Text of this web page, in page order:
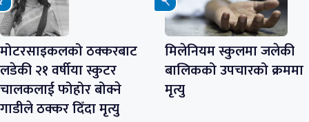
मोटरसाइकलको ठक्करबाट
लडेकी २१ वर्षीया स्कुटर
चालकलाई फोहोर बोक्ने
गाडीले ठक्कर दिँदा मृत्यु
मिलेनियम स्कुलमा जलेकी
बालिकको उपचारको क्रममा
मृत्यु